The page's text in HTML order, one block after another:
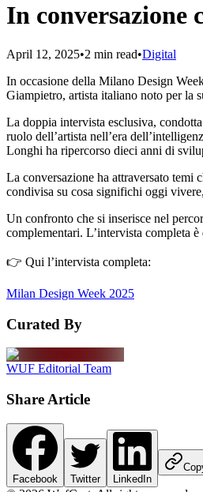
In conversazione
April 12, 2025•2 min read•Digital
In occasione della Milano Design
Giampietro, artista italiano noto per la
La doppia intervista esclusiva,
ruolo dell’artista nell’era
Longhi ha ripercorso dieci anni di
La conversazione ha attraversato temi
condivisa su cosa significhi oggi
Un confronto che si inserisce nel
complementari. L’intervista completa
👉 Qui l’intervista completa:
Milan Design Week 2025
Curated By
WUF Editorial Team
Share Article
Facebook Twitter LinkedIn